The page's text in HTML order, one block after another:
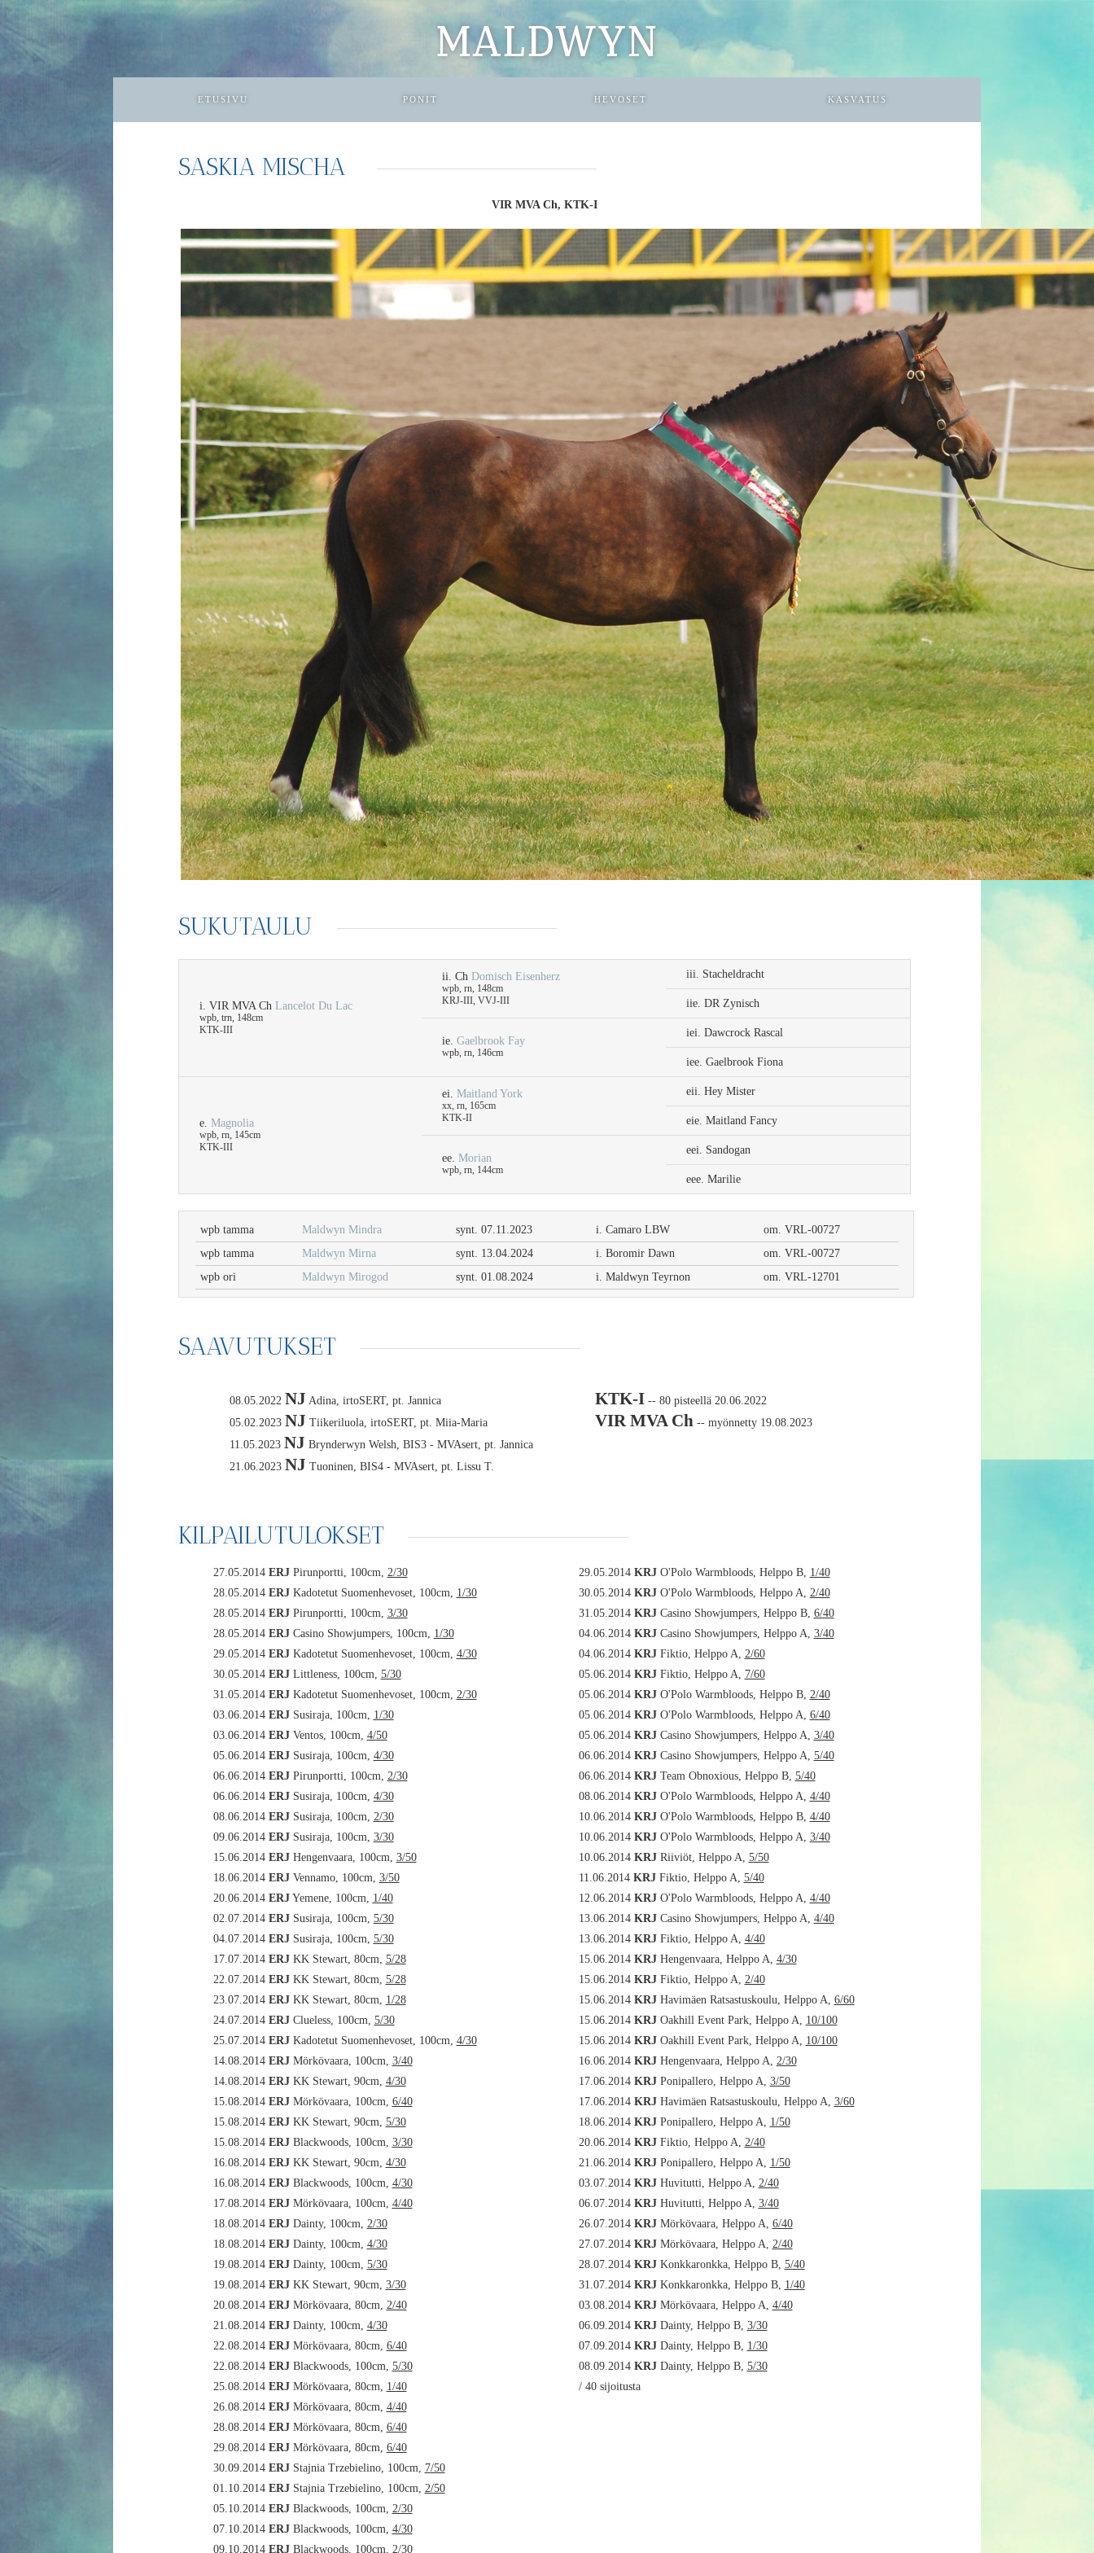
MALDWYN
ETUSIVU PONIT HEVOSET KASVATUS
SASKIA MISCHA
VIR MVA Ch, KTK-I
SUKUTAULU
i. VIR MVA Ch Lancelot Du Lac
wpb, trn, 148cm
KTK-III
ii. Ch Domisch Eisenherz
wpb, rn, 148cm
KRJ-III, VVJ-III
iii. Stacheldracht
iie. DR Zynisch
ie. Gaelbrook Fay
wpb, rn, 146cm
iei. Dawcrock Rascal
iee. Gaelbrook Fiona
e. Magnolia
wpb, rn, 145cm
KTK-III
ei. Maitland York
xx, rn, 165cm
KTK-II
eii. Hey Mister
eie. Maitland Fancy
ee. Morian
wpb, rn, 144cm
eei. Sandogan
eee. Marilie
wpb tamma Maldwyn Mindra synt. 07.11.2023 i. Camaro LBW
om. VRL-00727
wpb tamma
Maldwyn Mirna synt. 13.04.2024 i. Boromir Dawn
om. VRL-00727
wpb ori
Maldwyn Mirogod synt. 01.08.2024 i. Maldwyn Teyrnon om. VRL-12701
SAAVUTUKSET
08.05.2022 NJ Adina, irtoSERT, pt. Jannica
05.02.2023 NJ Tiikeriluola, irtoSERT, pt. Miia-Maria
11.05.2023 NJ Brynderwyn Welsh, BIS3 - MVAsert, pt. Jannica
21.06.2023 NJ Tuoninen, BIS4 - MVAsert, pt. Lissu T.
KTK-I-- 80 pisteellä 20.06.2022
VIR MVA Ch-- myönnetty 19.08.2023
KILPAILUTULOKSET
27.05.2014 ERJPirunportti, 100cm, 2/30
28.05.2014 ERJKadotetut Suomenhevoset, 100cm, 1/30
28.05.2014 ERJPirunportti, 100cm, 3/30
28.05.2014 ERJCasino Showjumpers, 100cm, 1/30
29.05.2014 ERJKadotetut Suomenhevoset, 100cm, 4/30
30.05.2014 ERJLittleness, 100cm, 5/30
31.05.2014 ERJKadotetut Suomenhevoset, 100cm, 2/30
03.06.2014 ERJSusiraja, 100cm, 1/30
03.06.2014 ERJVentos, 100cm, 4/50
05.06.2014 ERJSusiraja, 100cm, 4/30
06.06.2014 ERJPirunportti, 100cm, 2/30
06.06.2014 ERJSusiraja, 100cm, 4/30
08.06.2014 ERJSusiraja, 100cm, 2/30
09.06.2014 ERJSusiraja, 100cm, 3/30
15.06.2014 ERJHengenvaara, 100cm, 3/50
18.06.2014 ERJVennamo, 100cm, 3/50
20.06.2014 ERJYemene, 100cm, 1/40
02.07.2014 ERJSusiraja, 100cm, 5/30
04.07.2014 ERJSusiraja, 100cm, 5/30
17.07.2014 ERJKK Stewart, 80cm, 5/28
22.07.2014 ERJKK Stewart, 80cm, 5/28
23.07.2014 ERJKK Stewart, 80cm, 1/28
24.07.2014 ERJClueless, 100cm, 5/30
25.07.2014 ERJKadotetut Suomenhevoset, 100cm, 4/30
14.08.2014 ERJMörkövaara, 100cm, 3/40
14.08.2014 ERJKK Stewart, 90cm, 4/30
15.08.2014 ERJMörkövaara, 100cm, 6/40
15.08.2014 ERJKK Stewart, 90cm, 5/30
15.08.2014 ERJBlackwoods, 100cm, 3/30
16.08.2014 ERJKK Stewart, 90cm, 4/30
16.08.2014 ERJBlackwoods, 100cm, 4/30
17.08.2014 ERJMörkövaara, 100cm, 4/40
18.08.2014 ERJDainty, 100cm, 2/30
18.08.2014 ERJDainty, 100cm, 4/30
19.08.2014 ERJDainty, 100cm, 5/30
19.08.2014 ERJKK Stewart, 90cm, 3/30
20.08.2014 ERJMörkövaara, 80cm, 2/40
21.08.2014 ERJDainty, 100cm, 4/30
22.08.2014 ERJMörkövaara, 80cm, 6/40
22.08.2014 ERJBlackwoods, 100cm, 5/30
25.08.2014 ERJMörkövaara, 80cm, 1/40
26.08.2014 ERJMörkövaara, 80cm, 4/40
28.08.2014 ERJMörkövaara, 80cm, 6/40
29.08.2014 ERJMörkövaara, 80cm, 6/40
30.09.2014 ERJStajnia Trzebielino, 100cm, 7/50
01.10.2014 ERJStajnia Trzebielino, 100cm, 2/50
05.10.2014 ERJBlackwoods, 100cm, 2/30
07.10.2014 ERJBlackwoods, 100cm, 4/30
09.10.2014 ERJBlackwoods, 100cm, 2/30
29.05.2014 KRJO'Polo Warmbloods, Helppo B, 1/40
30.05.2014 KRJO'Polo Warmbloods, Helppo A, 2/40
31.05.2014 KRJCasino Showjumpers, Helppo B, 6/40
04.06.2014 KRJCasino Showjumpers, Helppo A, 3/40
04.06.2014 KRJFiktio, Helppo A, 2/60
05.06.2014 KRJFiktio, Helppo A, 7/60
05.06.2014 KRJO'Polo Warmbloods, Helppo B, 2/40
05.06.2014 KRJO'Polo Warmbloods, Helppo A, 6/40
05.06.2014 KRJCasino Showjumpers, Helppo A, 3/40
06.06.2014 KRJCasino Showjumpers, Helppo A, 5/40
06.06.2014 KRJTeam Obnoxious, Helppo B, 5/40
08.06.2014 KRJO'Polo Warmbloods, Helppo A, 4/40
10.06.2014 KRJO'Polo Warmbloods, Helppo B, 4/40
10.06.2014 KRJO'Polo Warmbloods, Helppo A, 3/40
10.06.2014 KRJRiiviöt, Helppo A, 5/50
11.06.2014 KRJFiktio, Helppo A, 5/40
12.06.2014 KRJO'Polo Warmbloods, Helppo A, 4/40
13.06.2014 KRJCasino Showjumpers, Helppo A, 4/40
13.06.2014 KRJFiktio, Helppo A, 4/40
15.06.2014 KRJHengenvaara, Helppo A, 4/30
15.06.2014 KRJFiktio, Helppo A, 2/40
15.06.2014 KRJHavimäen Ratsastuskoulu, Helppo A, 6/60
15.06.2014 KRJOakhill Event Park, Helppo A, 10/100
15.06.2014 KRJOakhill Event Park, Helppo A, 10/100
16.06.2014 KRJHengenvaara, Helppo A, 2/30
17.06.2014 KRJPonipallero, Helppo A, 3/50
17.06.2014 KRJHavimäen Ratsastuskoulu, Helppo A, 3/60
18.06.2014 KRJPonipallero, Helppo A, 1/50
20.06.2014 KRJFiktio, Helppo A, 2/40
21.06.2014 KRJPonipallero, Helppo A, 1/50
03.07.2014 KRJHuvitutti, Helppo A, 2/40
06.07.2014 KRJHuvitutti, Helppo A, 3/40
26.07.2014 KRJMörkövaara, Helppo A, 6/40
27.07.2014 KRJMörkövaara, Helppo A, 2/40
28.07.2014 KRJKonkkaronkka, Helppo B, 5/40
31.07.2014 KRJKonkkaronkka, Helppo B, 1/40
03.08.2014 KRJMörkövaara, Helppo A, 4/40
06.09.2014 KRJDainty, Helppo B, 3/30
07.09.2014 KRJDainty, Helppo B, 1/30
08.09.2014 KRJDainty, Helppo B, 5/30
/ 40 sijoitusta